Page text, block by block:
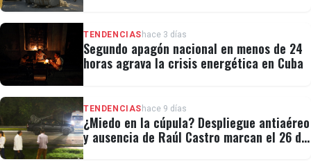
TENDENCIAS hace 3 días
Segundo apagón nacional en menos de 24
horas agrava la crisis energética en Cuba
TENDENCIAS hace 9 días
¿Miedo en la cúpula? Despliegue antiaéreo
y ausencia de Raúl Castro marcan el 26 de